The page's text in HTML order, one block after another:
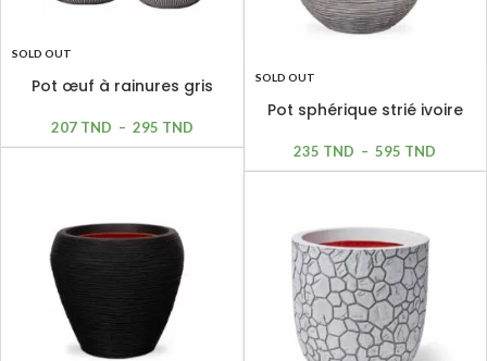
SOLD OUT
Pot œuf à rainures gris
207 TND – 295 TND
SOLD OUT
Pot sphérique strié ivoire
235 TND – 595 TND